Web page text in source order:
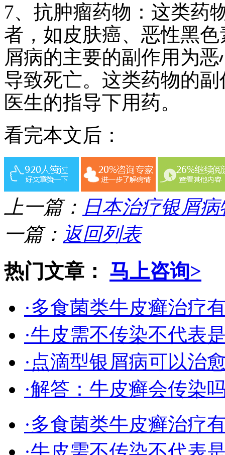
7、抗肿瘤药物：这类药
者，如皮肤癌、恶性黑
屑病的主要的副作用为
导致死亡。这类药物的
医生的指导下用药。
看完本文后：
上一篇： 日本治疗银屑
一篇： 返回列表
热门文章： 马上咨询>
·多食菌类牛皮癣治疗
·牛皮需不传染不代表
·点滴型银屑病可以治
·解答：牛皮癣会传染
·多食菌类牛皮癣治疗